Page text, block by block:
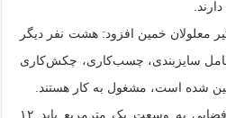
معلولان خمین افزود: هشت نفر دیگر
سایزبندی، چسب‌کاری، چکش‌کاری
شده است، مشغول به کار هستند.
خلج گفت:طبق استاندارد در فضایی به وسعت یک مترمربع باید ۱۲